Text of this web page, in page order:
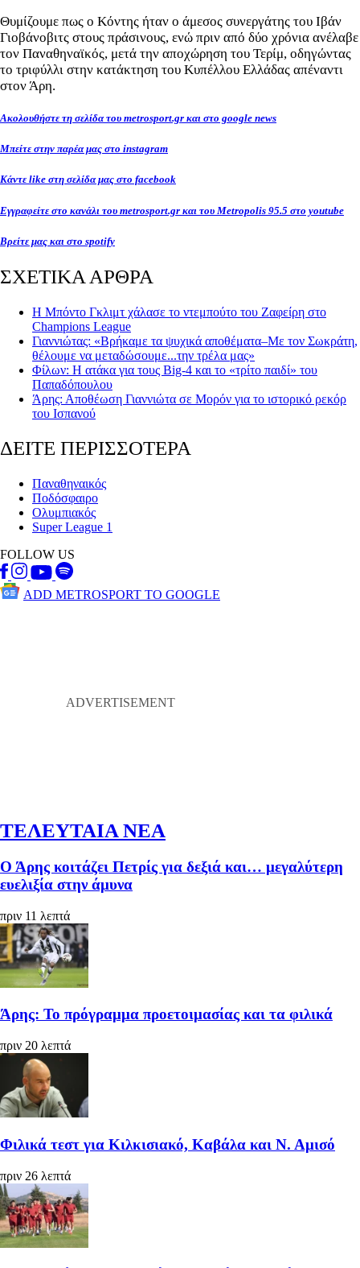
Θυμίζουμε πως ο Κόντης ήταν ο άμεσος συνεργάτης του Ιβάν
Γιοβάνοβιτς στους πράσινους, ενώ πριν από δύο χρόνια ανέλαβε
τον Παναθηναϊκός, μετά την αποχώρηση του Τερίμ, οδηγώντας
το τριφύλλι στην κατάκτηση του Κυπέλλου Ελλάδας απέναντι
στον Άρη.
Ακολουθήστε τη σελίδα του metrosport.gr και στο google news
Μπείτε στην παρέα μας στο instagram
Κάντε like στη σελίδα μας στο facebook
Εγγραφείτε στο κανάλι του metrosport.gr και του Metropolis 95.5 στο youtube
Βρείτε μας και στο spotify
ΣΧΕΤΙΚΑ ΑΡΘΡΑ
Η Μπόντο Γκλιμτ χάλασε το ντεμπούτο του Ζαφείρη στο
Champions League
Γιαννιώτας: «Βρήκαμε τα ψυχικά αποθέματα–Με τον Σωκράτη,
θέλουμε να μεταδώσουμε...την τρέλα μας»
Φίλων: Η ατάκα για τους Big-4 και το «τρίτο παιδί» του
Παπαδόπουλου
Άρης: Αποθέωση Γιαννιώτα σε Μορόν για το ιστορικό ρεκόρ
του Ισπανού
ΔΕΙΤΕ ΠΕΡΙΣΣΟΤΕΡΑ
Παναθηναικός
Ποδόσφαιρο
Ολυμπιακός
Super League 1
FOLLOW US
ADD METROSPORT TO GOOGLE
ΤΕΛΕΥΤΑΙΑ ΝΕΑ
Ο Άρης κοιτάζει Πετρίς για δεξιά και… μεγαλύτερη
ευελιξία στην άμυνα
πριν 11 λεπτά
Άρης: Το πρόγραμμα προετοιμασίας και τα φιλικά
πριν 20 λεπτά
Φιλικά τεστ για Κιλκισιακό, Καβάλα και Ν. Αμισό
πριν 26 λεπτά